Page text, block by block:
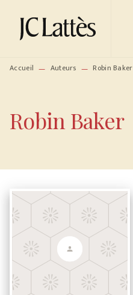
MENU RECHERCHE
PIED DE PAGE
Accueil — Auteurs — Robin Baker
Robin Baker